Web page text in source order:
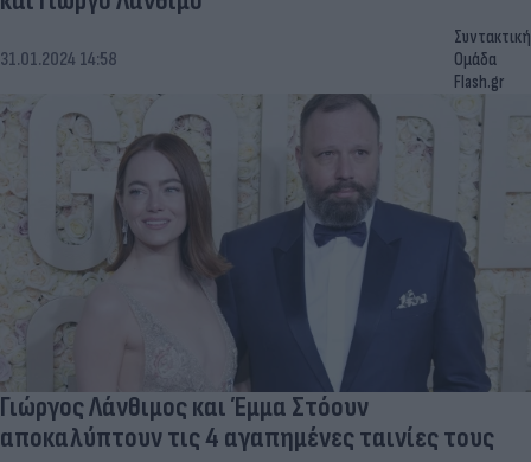
31.01.2024 14:58
Συντακτική
Ομάδα
Flash.gr
Γιώργος Λάνθιμος και Έμμα Στόουν
αποκαλύπτουν τις 4 αγαπημένες ταινίες τους